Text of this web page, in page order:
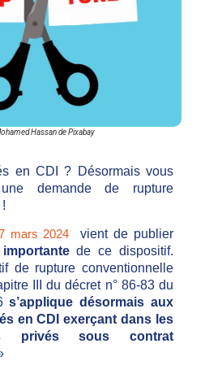
Hassan de Pixabay
en CDI ? Désormais vous
demande de rupture
mars 2024
vient de publier
de ce dispositif.
de rupture conventionnelle
III du décret n° 86-83 du
s’applique désormais aux
en CDI exerçant dans les
privés sous contrat